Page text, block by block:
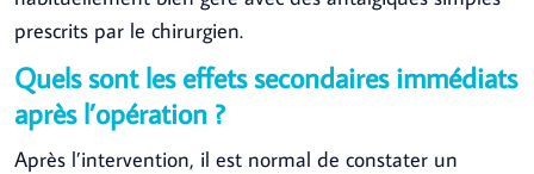
prescrits par le chirurgien.
Quels sont les effets secondaires immédiats
après l’opération ?
Après l’intervention, il est normal de constater un